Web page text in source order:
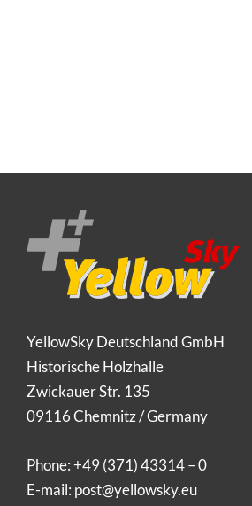
YellowSky Deutschland GmbH
Historische Holzhalle
Zwickauer Str. 135
09116 Chemnitz / Germany
Phone:+49 (371) 43314 – 0
E-mail: post@yellowsky.eu